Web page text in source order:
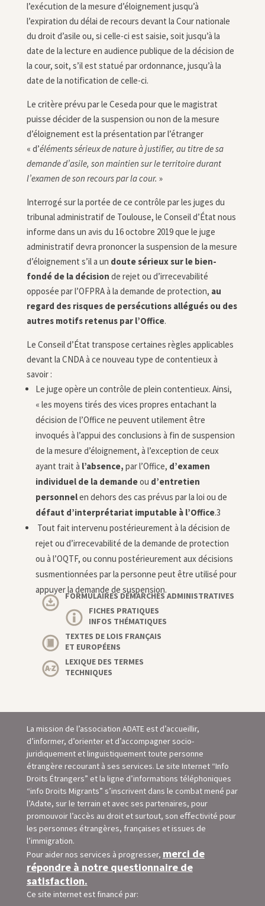
l’exécution de la mesure d’éloignement jusqu’à
l’expiration du délai de recours devant la Cour nationale
du droit d’asile ou, si celle-ci est saisie, soit jusqu’à la
date de la lecture en audience publique de la décision de
la cour, soit, s’il est statué par ordonnance, jusqu’à la
date de la notification de celle-ci.
Le critère prévu par le Ceseda pour que le magistrat
puisse décider de la suspension ou non de la mesure
d’éloignement est la présentation par l’étranger
« d’éléments sérieux de nature à justifier, au titre de sa
demande d’asile, son maintien sur le territoire durant
l’examen de son recours par la cour. »
Interrogé sur la portée de ce contrôle par les juges du
tribunal administratif de Toulouse, le Conseil d’État nous
informe dans un avis du 16 octobre 2019 que le juge
administratif devra prononcer la suspension de la mesure
d’éloignement s’il a un doute sérieux sur le bien-
fondé de la décision de rejet ou d’irrecevabilité
opposée par l’OFPRA à la demande de protection, au
regard des risques de persécutions allégués ou des
autres motifs retenus par l’Office.
Le Conseil d’État transpose certaines règles applicables
devant la CNDA à ce nouveau type de contentieux à
savoir :
Le juge opère un contrôle de plein contentieux. Ainsi,
« les moyens tirés des vices propres entachant la
décision de l’Office ne peuvent utilement être
invoqués à l’appui des conclusions à fin de suspension
de la mesure d’éloignement, à l’exception de ceux
ayant trait à l’absence, par l’Office, d’examen
individuel de la demandeou d’entretien
personnelen dehors des cas prévus par la loi ou de
défaut d’interprétariat imputable à l’Office.3
Tout fait intervenu postérieurement à la décision de
rejet ou d’irrecevabilité de la demande de protection
ou à l’OQTF, ou connu postérieurement aux décisions
susmentionnées par la personne peut être utilisé pour
appuyer la demande de suspension.
FORMULAIRES DÉMARCHES ADMINISTRATIVES
FICHES PRATIQUES
INFOS THÉMATIQUES
TEXTES DE LOIS FRANÇAIS
ET EUROPÉENS
LEXIQUE DES TERMES
TECHNIQUES
La mission de l’association ADATE est d’accueillir,
d’informer, d’orienter et d’accompagner socio-
juridiquement et linguistiquement toute personne
étrangère recourant à ses services. Le site Internet “Info
Droits Étrangers” et la ligne d’informations téléphoniques
“info Droits Migrants” s’inscrivent dans le combat mené par
l’Adate, sur le terrain et avec ses partenaires, pour
promouvoir l’accès au droit et surtout, son eﬀectivité pour
les personnes étrangères, françaises et issues de
l’immigration.
Pour aider nos services à progresser, merci de
répondre à notre questionnaire de
satisfaction.
Ce site internet est financé par: